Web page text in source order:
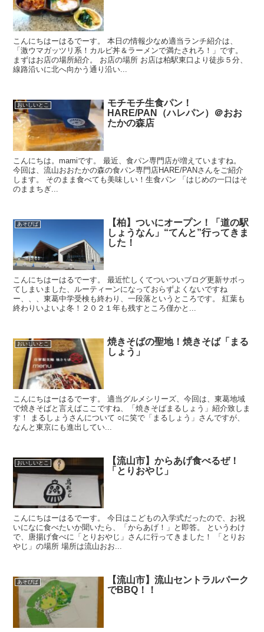
こんにちはーはるでーす。 本日の情報少なめ適当ランチ紹介は、
「激ウマガッツリ系！カルビ丼＆ラーメンで満たされろ！」です。
まずはお店の場所紹介。 お店の場所 お店は柏駅東口より徒歩５分、
線路沿いに北へ向かう通り沿い...
おいしいとこ
モチモチ生食パン！
HARE/PAN（ハレパン）＠おお
たかの森店
こんにちは。mamiです。 最近、食パン専門店が増えていますね。
今回は、流山おおたかの森の食パン専門店HARE/PANさんをご紹介
します。 そのまま食べても美味しい！生食パン 「はじめの一口はそ
のままちぎ...
あそびば
【柏】ついにオープン！「道の駅
しょうなん」“てんと”行ってきま
した！
こんにちはーはるでーす。 最近忙しくてついついブログ更新サボっ
てしまいました、ルーティーンになっておらずよくないですね
ー、、、東葛中学受検も終わり、一段落というところです。 紅葉も
終わりいよいよ冬！２０２１年も残すところ僅かと...
おいしいとこ
焼きそばの聖地！焼きそば「まる
しょう」
こんにちはーはるでーす。 適当グルメシリーズ、今回は、東葛地域
で焼きそばと言えばここですね、「焼きそばまるしょう」紹介致しま
す！ まるしょうさんについて ○に笑で「まるしょう」さんですが、
なんと東京にも進出してい...
おいしいとこ
【流山市】からあげ食べるぜ！
「とりおやじ」
こんにちはーはるでーす。 今日はこどもの入学式だったので、お祝
いになに食べたいか聞いたら、「からあげ！」と即答。 というわけ
で、唐揚げ食べに「とりおやじ」さんに行ってきました！ 「とりお
やじ」の場所 場所は流山おお...
あそびば
【流山市】流山セントラルパーク
でBBQ！！